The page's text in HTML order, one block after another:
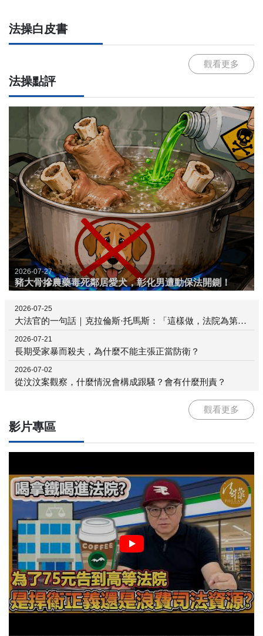
法操白皮書
觀看更多
法操點評
2026-07-27
豬大骨摻農藥毒死鄰居愛犬，彰化男遭動保法開鍘！
2026-07-25
大法官的一句話｜克拉倫斯·托馬斯：「這樣做，法院為第 14 修正案增添了悲哀的歷史……」
2026-07-21
長期受家暴而殺夫，為什麼不能主張正當防衛？
2026-07-02
從汶汶案觀察，什麼情況會構成跟騷？會有什麼刑責？
觀看更多
影片專區